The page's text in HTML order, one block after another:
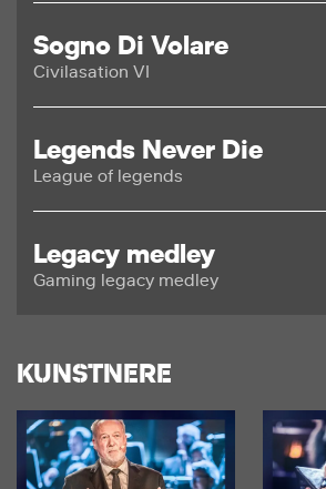
Sogno Di Volare
Civilasation VI
Legends Never Die
League of legends
Legacy medley
Gaming legacy medley
KUNSTNERE